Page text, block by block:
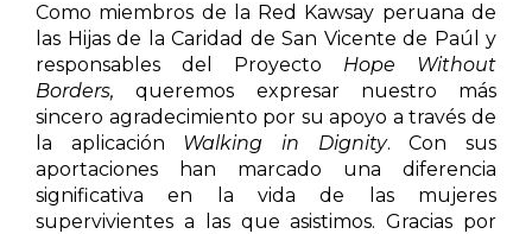
Como miembros de la Red Kawsay peruana de
las Hijas de la Caridad de San Vicente de Paúl y
responsables del Proyecto Hope Without
Borders, queremos expresar nuestro más
sincero agradecimiento por su apoyo a través de
la aplicación Walking in Dignity. Con sus
aportaciones han marcado una diferencia
significativa en la vida de las mujeres
supervivientes a las que asistimos. Gracias por